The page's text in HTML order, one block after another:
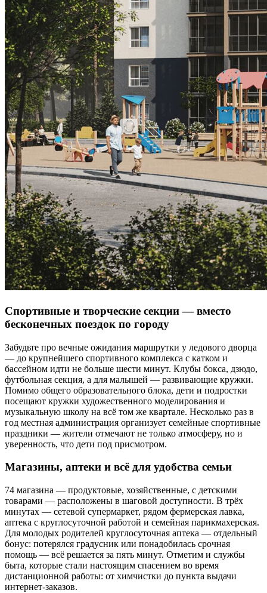
Спортивные и творческие секции — вместо
бесконечных поездок по городу
Забудьте про вечные ожидания маршрутки у ледового дворца
— до крупнейшего спортивного комплекса с катком и
бассейном идти не больше шести минут. Клубы бокса, дзюдо,
футбольная секция, а для малышей — развивающие кружки.
Помимо общего образовательного блока, дети и подростки
посещают кружки художественного моделирования и
музыкальную школу на всё том же квартале. Несколько раз в
год местная администрация организует семейные спортивные
праздники — жители отмечают не только атмосферу, но и
уверенность, что дети под присмотром.
Магазины, аптеки и всё для удобства семьи
74 магазина — продуктовые, хозяйственные, с детскими
товарами — расположены в шаговой доступности. В трёх
минутах — сетевой супермаркет, рядом фермерская лавка,
аптека с круглосуточной работой и семейная парикмахерская.
Для молодых родителей круглосуточная аптека — отдельный
бонус: потерялся градусник или понадобилась срочная
помощь — всё решается за пять минут. Отметим и службы
быта, которые стали настоящим спасением во время
дистанционной работы: от химчистки до пункта выдачи
интернет-заказов.